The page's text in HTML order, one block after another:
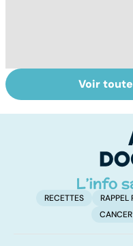
Tout savoir sur
les infections
Voir
RECETTES RAPPEL
CANCER